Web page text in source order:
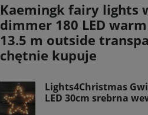
Kaemingk fairy lights
dimmer 180 LED
13.5 m outside
chętnie kupuje
Lights4Christmas
LED 30cm srebrna